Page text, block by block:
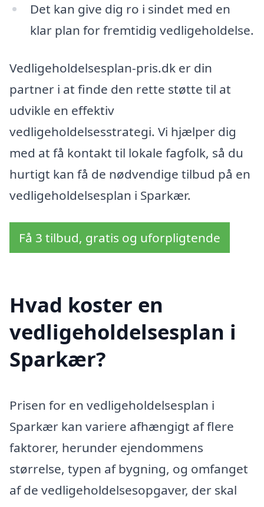
Det kan give dig ro i sindet med en
klar plan for fremtidig vedligeholdelse.
Vedligeholdelsesplan-pris.dk er din
partner i at finde den rette støtte til at
udvikle en effektiv
vedligeholdelsesstrategi. Vi hjælper dig
med at få kontakt til lokale fagfolk, så du
hurtigt kan få de nødvendige tilbud på en
vedligeholdelsesplan i Sparkær.
Få 3 tilbud, gratis og uforpligtende
Hvad koster en
vedligeholdelsesplan i
Sparkær?
Prisen for en vedligeholdelsesplan i
Sparkær kan variere afhængigt af flere
faktorer, herunder ejendommens
størrelse, typen af bygning, og omfanget
af de vedligeholdelsesopgaver, der skal